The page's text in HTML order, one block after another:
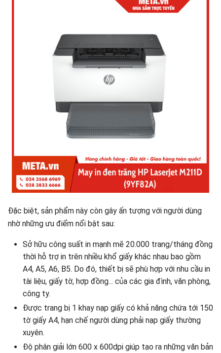
Đặc biệt, sản phẩm này còn gây ấn tượng với người dùng
nhờ những ưu điểm nổi bật sau:
Sở hữu công suất in mạnh mẽ 20.000 trang/tháng đồng
thời hỗ trợ in trên nhiều khổ giấy khác nhau bao gồm
A4, A5, A6, B5. Do đó, thiết bị sẽ phù hợp với nhu cầu in
tài liệu, giấy tờ, hợp đồng... của các gia đình, văn phòng,
công ty.
Được trang bị 1 khay nạp giấy có khả năng chứa tới 150
tờ giấy A4, hạn chế người dùng phải nạp giấy thường
xuyên.
Độ phân giải lớn 600 x 600dpi giúp tạo ra những văn bản